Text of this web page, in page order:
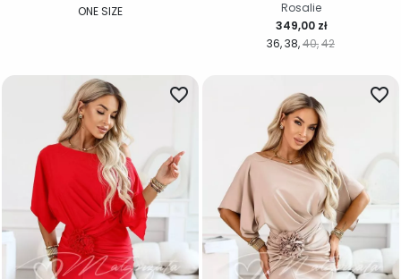
ONE SIZE
36 38 40 42
Cena
349,00 zł
Rosalie
favorite_border favorite_border